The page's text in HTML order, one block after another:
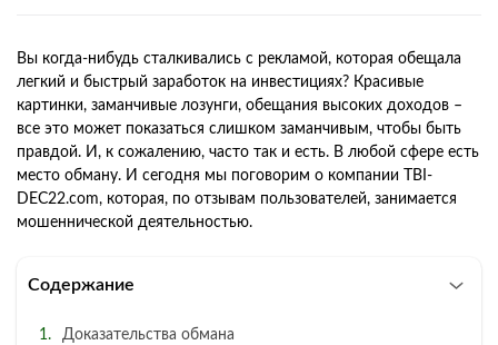
Вы когда-нибудь сталкивались с рекламой, которая обещала
легкий и быстрый заработок на инвестициях? Красивые
картинки, заманчивые лозунги, обещания высоких доходов –
все это может показаться слишком заманчивым, чтобы быть
правдой. И, к сожалению, часто так и есть. В любой сфере есть
место обману. И сегодня мы поговорим о компании TBI-
DEC22.com, которая, по отзывам пользователей, занимается
мошеннической деятельностью.
Содержание
Доказательства обмана